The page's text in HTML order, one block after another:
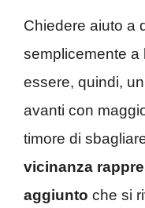
Chiedere aiuto a
semplicemente a
essere, quindi,
avanti con
timore di
vicinanza
aggiunto che si